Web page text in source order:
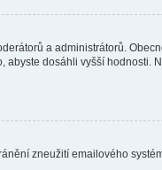
a administrátorů.
abyste dosáhli vyšší hodnosti.
zneužití emailového